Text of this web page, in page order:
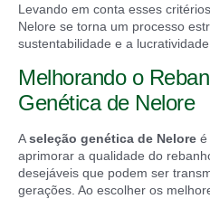
Levando em conta esses
Nelore se torna um processo
sustentabilidade e a
Melhorando o
Genética de Nelore
Aseleção genética de Nelore é
aprimorar a qualidade do
desejáveis que podem ser
gerações. Ao escolher os